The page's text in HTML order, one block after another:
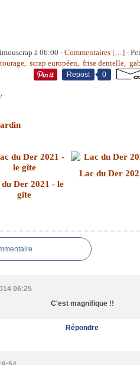
à 06:00 - Commentaires […] -
, scrap européen, frise dentelle,
Repost 0
Der 2021 - le
gîte
Lac du Der
06:25
C'est magnifique !!
Répondre